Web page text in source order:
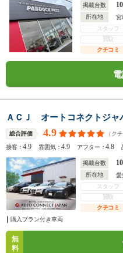
掲載台数 10
所在地
宮
スタッフ
買取
クチコミ
ＡＣＪ オートコネクトジャ
総合評価 4.9 （ク
接客：4.9 雰囲気：4.9 アフター：4.8
掲載台数 10
所在地
愛
スタッフ
買取
クチコミ
購入プラン付き車両
無
料